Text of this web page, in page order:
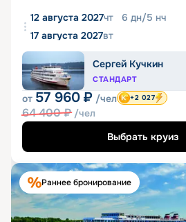
12 августа 2027чт 6 дн/5 нч
17 августа 2027вт
Сергей Кучкин
СТАНДАРТ
от 57 960 ₽ /чел
64 400₽ /чел
+2 027
Выбрать круиз
Раннее бронирование